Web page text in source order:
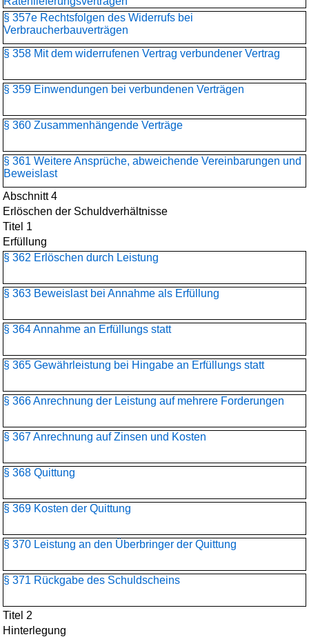
§ 357e Rechtsfolgen des Widerrufs bei
Verbraucherbauverträgen
§ 358 Mit dem widerrufenen Vertrag verbundener Vertrag
§ 359 Einwendungen bei verbundenen Verträgen
§ 360 Zusammenhängende Verträge
§ 361 Weitere Ansprüche, abweichende Vereinbarungen und
Beweislast
Abschnitt 4
Erlöschen der Schuldverhältnisse
Titel 1
Erfüllung
§ 362 Erlöschen durch Leistung
§ 363 Beweislast bei Annahme als Erfüllung
§ 364 Annahme an Erfüllungs statt
§ 365 Gewährleistung bei Hingabe an Erfüllungs statt
§ 366 Anrechnung der Leistung auf mehrere Forderungen
§ 367 Anrechnung auf Zinsen und Kosten
§ 368 Quittung
§ 369 Kosten der Quittung
§ 370 Leistung an den Überbringer der Quittung
§ 371 Rückgabe des Schuldscheins
Titel 2
Hinterlegung